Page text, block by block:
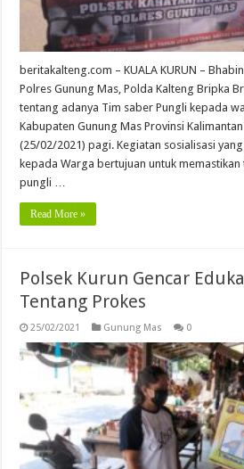
beritakalteng.com – KUALA KURUN –
Polres Gunung Mas, Polda Kalteng Bripka
tentang adanya Tim saber Pungli kepada
Kabupaten Gunung Mas Provinsi
(25/02/2021) pagi. Kegiatan sosialisasi
kepada Warga bertujuan untuk
pungli …
Read More »
Polsek Kurun Gencar
Tentang Prokes
25/02/2021 Gunung Mas 0